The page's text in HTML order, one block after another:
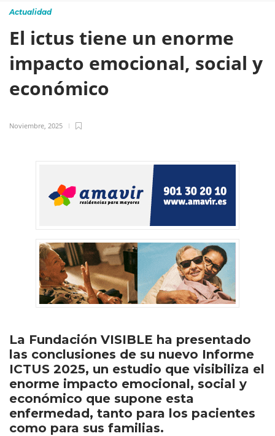
Actualidad
El ictus tiene un enorme
impacto emocional, social y
económico
Noviembre, 2025
La Fundación VISIBLE ha presentado
las conclusiones de su nuevo Informe
ICTUS 2025, un estudio que visibiliza el
enorme impacto emocional, social y
económico que supone esta
enfermedad, tanto para los pacientes
como para sus familias.